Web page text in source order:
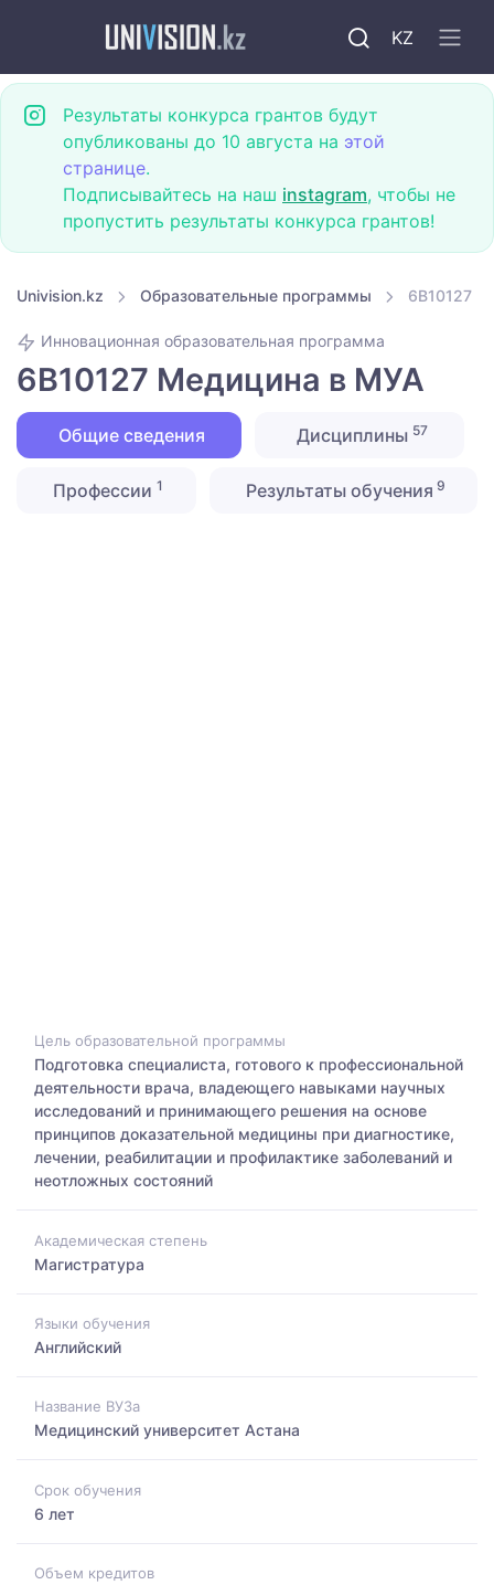
KZ
Результаты конкурса грантов будут
опубликованы до 10 августа на этой
странице.
Подписывайтесь на наш instagram, чтобы не
пропустить результаты конкурса грантов!
Univision.kz Образовательные программы 6B10127
Инновационная образовательная программа
6B10127 Медицина в МУА
Общие сведения Дисциплины 57
Профессии1 Результаты обучения 9
Цель образовательной программы
Подготовка специалиста, готового к профессиональной
деятельности врача, владеющего навыками научных
исследований и принимающего решения на основе
принципов доказательной медицины при диагностике,
лечении, реабилитации и профилактике заболеваний и
неотложных состояний
Академическая степень
Магистратура
Языки обучения
Английский
Название ВУЗа
Медицинский университет Астана
Срок обучения
6 лет
Объем кредитов